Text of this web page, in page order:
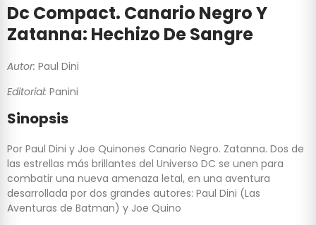
Dc Compact. Canario Negro Y
Zatanna: Hechizo De Sangre
Autor: Paul Dini
Editorial: Panini
Sinopsis
Por Paul Dini y Joe Quinones Canario Negro. Zatanna. Dos de
las estrellas más brillantes del Universo DC se unen para
combatir una nueva amenaza letal, en una aventura
desarrollada por dos grandes autores: Paul Dini (Las
Aventuras de Batman) y Joe Quino